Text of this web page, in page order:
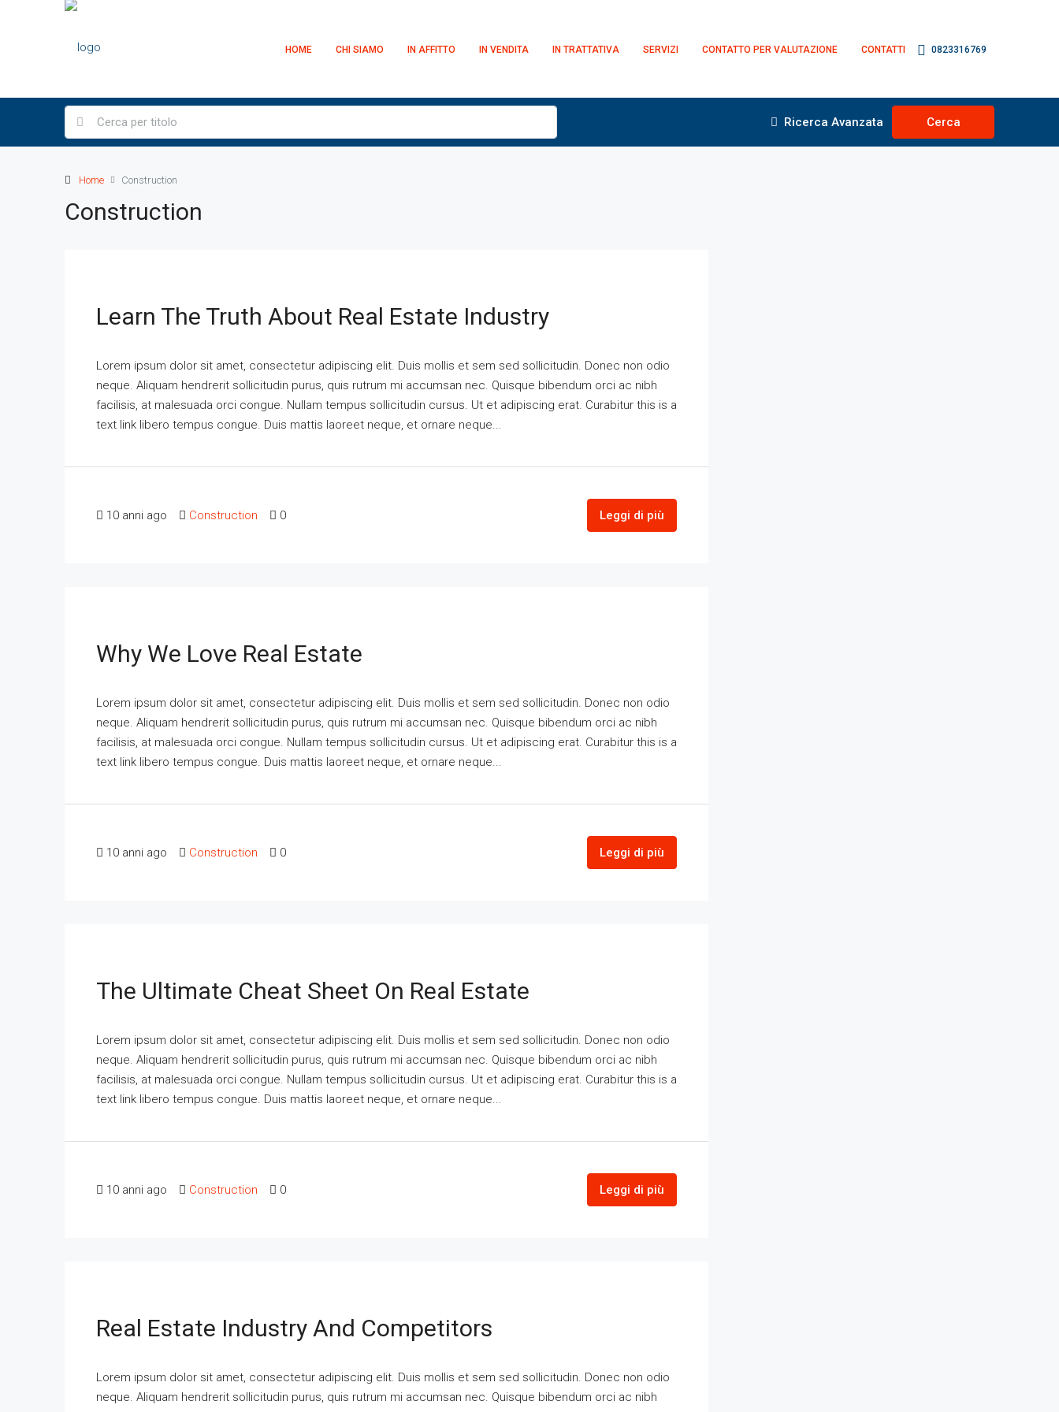
HOME CHI SIAMO IN AFFITTO IN VENDITA IN TRATTATIVA SERVIZI CONTATTO PER VALUTAZIONE CONTATTI 0823316769
Ricerca Avanzata Cerca
Home Construction
Construction
Learn The Truth About Real Estate Industry
Lorem ipsum dolor sit amet, consectetur adipiscing elit. Duis mollis et sem sed sollicitudin. Donec non odio
neque. Aliquam hendrerit sollicitudin purus, quis rutrum mi accumsan nec. Quisque bibendum orci ac nibh
facilisis, at malesuada orci congue. Nullam tempus sollicitudin cursus. Ut et adipiscing erat. Curabitur this is a
text link libero tempus congue. Duis mattis laoreet neque, et ornare neque...
10 anni ago Construction 0 Leggi di più
Why We Love Real Estate
Lorem ipsum dolor sit amet, consectetur adipiscing elit. Duis mollis et sem sed sollicitudin. Donec non odio
neque. Aliquam hendrerit sollicitudin purus, quis rutrum mi accumsan nec. Quisque bibendum orci ac nibh
facilisis, at malesuada orci congue. Nullam tempus sollicitudin cursus. Ut et adipiscing erat. Curabitur this is a
text link libero tempus congue. Duis mattis laoreet neque, et ornare neque...
10 anni ago Construction 0 Leggi di più
The Ultimate Cheat Sheet On Real Estate
Lorem ipsum dolor sit amet, consectetur adipiscing elit. Duis mollis et sem sed sollicitudin. Donec non odio
neque. Aliquam hendrerit sollicitudin purus, quis rutrum mi accumsan nec. Quisque bibendum orci ac nibh
facilisis, at malesuada orci congue. Nullam tempus sollicitudin cursus. Ut et adipiscing erat. Curabitur this is a
text link libero tempus congue. Duis mattis laoreet neque, et ornare neque...
10 anni ago Construction 0 Leggi di più
Real Estate Industry And Competitors
Lorem ipsum dolor sit amet, consectetur adipiscing elit. Duis mollis et sem sed sollicitudin. Donec non odio
neque. Aliquam hendrerit sollicitudin purus, quis rutrum mi accumsan nec. Quisque bibendum orci ac nibh